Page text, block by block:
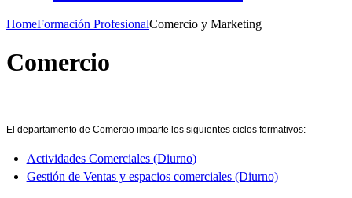
HomeFormación ProfesionalComercio y Marketing
Comercio
El departamento de Comercio imparte los siguientes ciclos formativos:
Actividades Comerciales (Diurno)
Gestión de Ventas y espacios comerciales (Diurno)